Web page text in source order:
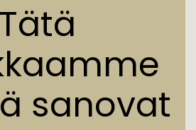
Tätä
sanovat